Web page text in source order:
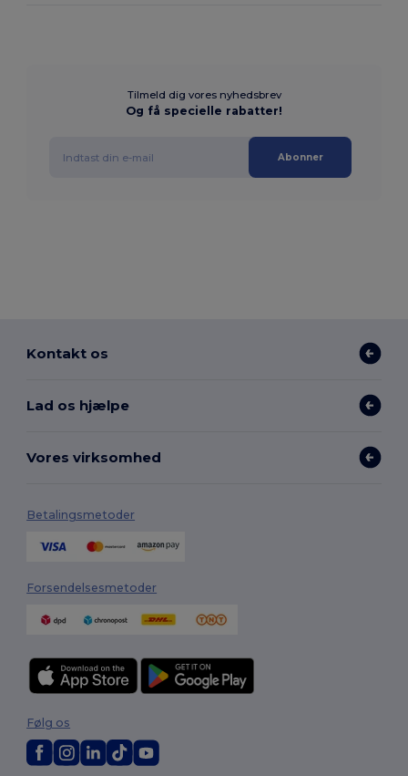
Tilmeld dig vores nyhedsbrev
Og få specielle rabatter!
Abonner
Kontakt os
Lad os hjælpe
Vores virksomhed
Betalingsmetoder
Forsendelsesmetoder
Følg os